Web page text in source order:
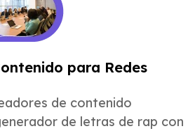
para Redes
de contenido
de letras de rap con